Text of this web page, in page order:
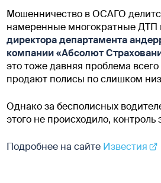
Мошенничество в ОСАГО
намеренные многократные ДТП
директора департамента
компании «Абсолют
это тоже давняя проблема
продают полисы по слишком
Однако за бесполисных
этого не происходило,
Подробнее на сайте Известия